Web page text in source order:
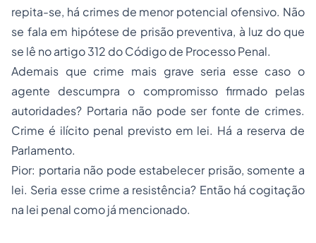
repita-se, há crimes de menor potencial ofensivo. Não
se fala em hipótese de prisão preventiva, à luz do que
se lê no artigo 312 do Código de Processo Penal.
Ademais que crime mais grave seria esse caso o
agente descumpra o compromisso firmado pelas
autoridades? Portaria não pode ser fonte de crimes.
Crime é ilícito penal previsto em lei. Há a reserva de
Parlamento.
Pior: portaria não pode estabelecer prisão, somente a
lei. Seria esse crime a resistência? Então há cogitação
na lei penal como já mencionado.